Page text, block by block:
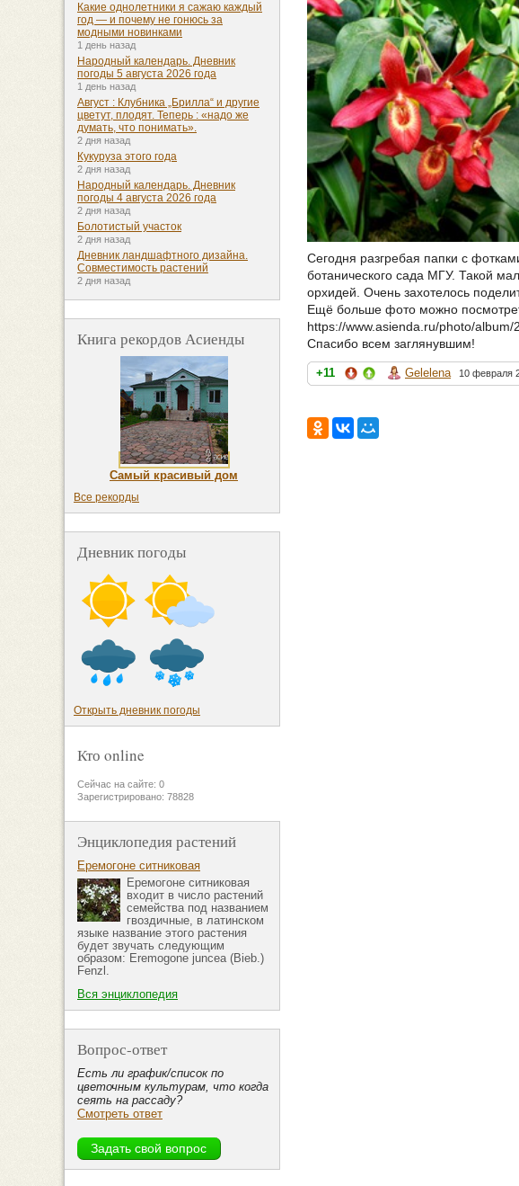
Сегодня разгребая папки с
ботанического сада МГУ. Такой
орхидей. Очень захотелось
Ещё больше фото можно
https://www.asienda.ru/photo/album/
Спасибо всем заглянувшим!
+11 Gelelena 10 февраля
Какие однолетники я сажаю каждый
год — и почему не гонюсь за
модными новинками
1 день назад
Народный календарь. Дневник
погоды 5 августа 2026 года
1 день назад
Август : Клубника „Брилла“ и другие
цветут, плодят. Теперь : «надо же
думать, что понимать».
2 дня назад
Кукуруза этого года
2 дня назад
Народный календарь. Дневник
погоды 4 августа 2026 года
2 дня назад
Болотистый участок
2 дня назад
Дневник ландшафтного дизайна.
Совместимость растений
2 дня назад
Книга рекордов Асиенды
Самый красивый дом
Все рекорды
Дневник погоды
Открыть дневник погоды
Кто online
Сейчас на сайте: 0
Зарегистрировано: 78828
Энциклопедия растений
Еремогоне ситниковая
Еремогоне ситниковая
входит в число растений
семейства под названием
гвоздичные, в латинском
языке название этого растения
будет звучать следующим
образом: Eremogone juncea (Bieb.)
Fenzl.
Вся энциклопедия
Вопрос-ответ
Есть ли график/список по
цветочным культурам, что когда
сеять на рассаду?
Смотреть ответ